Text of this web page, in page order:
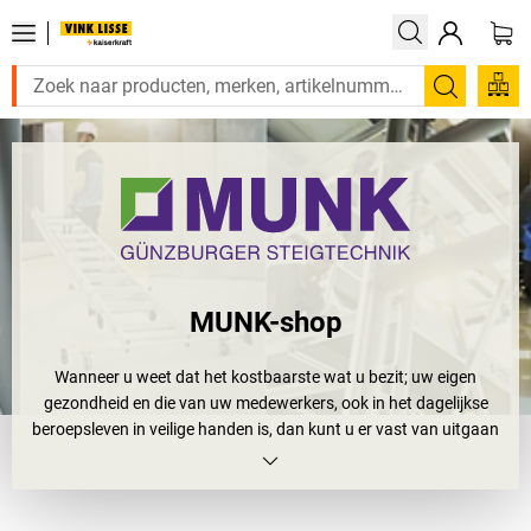
Zoeken
MUNK-shop
Wanneer u weet dat het kostbaarste wat u bezit; uw eigen
gezondheid en die van uw medewerkers, ook in het dagelijkse
beroepsleven in veilige handen is, dan kunt u er vast van uitgaan
dat de MUNK Group in het spel is. Als leider op het gebied van